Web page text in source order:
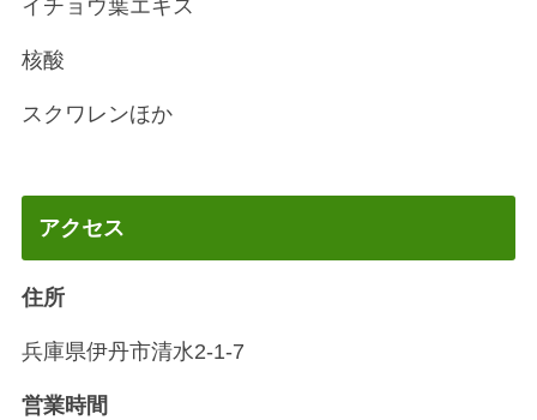
イチョウ葉エキス
核酸
スクワレンほか
アクセス
住所
兵庫県伊丹市清水2-1-7
営業時間